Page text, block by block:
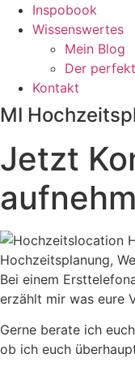
Inspobook
Wissenswertes
Mein Blog
Der
Kontakt
MI
Jetzt
Bei einem
erzählt mir was eure
Gerne berate ich
ob ich euch